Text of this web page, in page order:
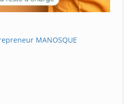
MANOSQUE